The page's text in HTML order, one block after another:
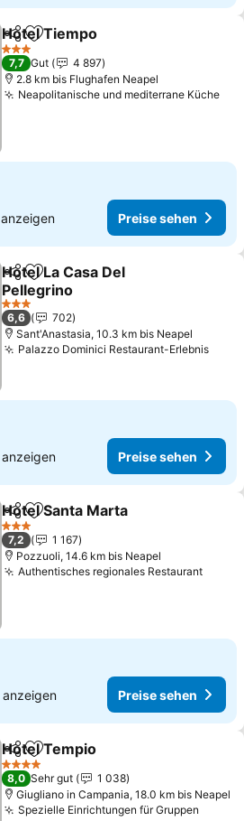
TeilenZu Favoriten hinzufügen
Hotel Tiempo
3 Sterne
7,7 Gut
4 897
2.8 km bis Flughafen Neapel
Neapolitanische und mediterrane Küche
anzeigen Preise sehen
TeilenZu Favoriten hinzufügen
Hotel La Casa Del
Pellegrino
3 Sterne
6,6
702
Sant'Anastasia, 10.3 km bis Neapel
Palazzo Dominici Restaurant-Erlebnis
anzeigen Preise sehen
TeilenZu Favoriten hinzufügen
Hotel Santa Marta
3 Sterne
7,2
1 167
Pozzuoli, 14.6 km bis Neapel
Authentisches regionales Restaurant
anzeigen Preise sehen
TeilenZu Favoriten hinzufügen
Hotel Tempio
4 Sterne
8,0 Sehr gut
1 038
Giugliano in Campania, 18.0 km bis Neapel
Spezielle Einrichtungen für Gruppen